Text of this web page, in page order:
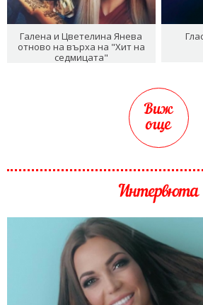
Галена и Цветелина Янева
отново на върха на "Хит на
седмицата"
Виж
още
Интервюта